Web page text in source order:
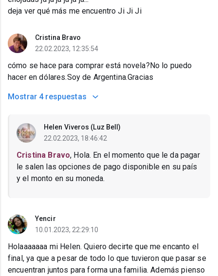
deja ver qué más me encuentro Ji Ji Ji
Cristina Bravo
22.02.2023, 12:35:54
cómo se hace para comprar está novela?No lo puedo
hacer en dólares.Soy de Argentina.Gracias
Mostrar 4 respuestas
Helen Viveros (Luz Bell)
22.02.2023, 18:46:42
Cristina Bravo, Hola. En el momento que le da pagar
le salen las opciones de pago disponible en su país
y el monto en su moneda.
Yencir
10.01.2023, 22:29:10
Holaaaaaaa mi Helen. Quiero decirte que me encanto el
final, ya que a pesar de todo lo que tuvieron que pasar se
encuentran juntos para forma una familia. Además pienso